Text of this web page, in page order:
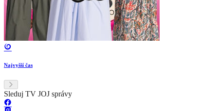
Najvyšší čas
Sleduj TV JOJ správy